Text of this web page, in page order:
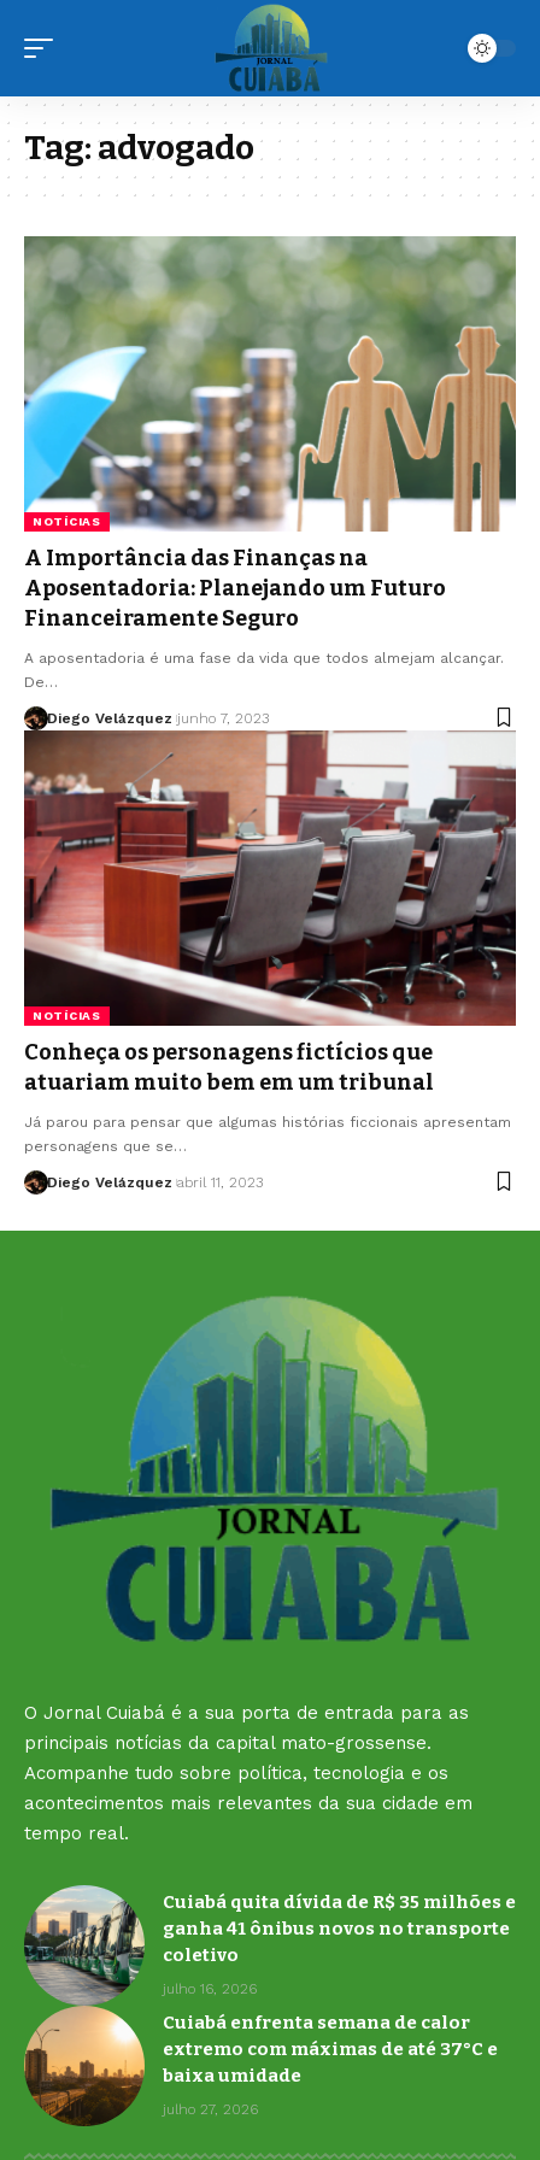
Tag:advogado
NOTÍCIAS
A Importância das Finanças na
Aposentadoria: Planejando um Futuro
Financeiramente Seguro
A aposentadoria é uma fase da vida que todos almejam alcançar.
De…
Diego Velázquez junho 7, 2023
NOTÍCIAS
Conheça os personagens fictícios que
atuariam muito bem em um tribunal
Já parou para pensar que algumas histórias ficcionais apresentam
personagens que se…
Diego Velázquez abril 11, 2023
O Jornal Cuiabá é a sua porta de entrada para as
principais notícias da capital mato-grossense.
Acompanhe tudo sobre política, tecnologia e os
acontecimentos mais relevantes da sua cidade em
tempo real.
Cuiabá quita dívida de R$ 35 milhões e
ganha 41 ônibus novos no transporte
coletivo
julho 16, 2026
Cuiabá enfrenta semana de calor
extremo com máximas de até 37°C e
baixa umidade
julho 27, 2026